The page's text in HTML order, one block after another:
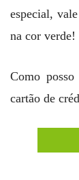
especial,
na cor verde!
Como
cartão de